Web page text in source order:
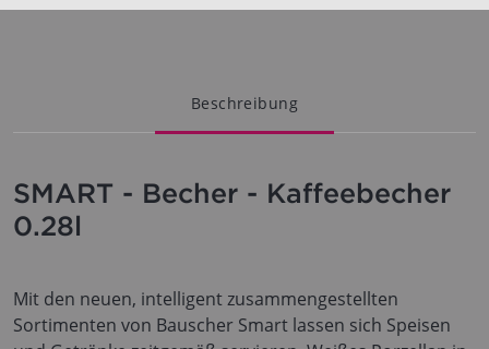
Beschreibung
SMART - Becher - Kaffeebecher
0.28l
Mit den neuen, intelligent zusammengestellten
Sortimenten von Bauscher Smart lassen sich Speisen